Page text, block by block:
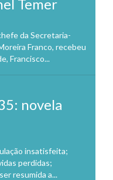
Temer
da Secretaria-
Franco, recebeu
Francisco...
novela
insatisfeita;
perdidas;
resumida a...